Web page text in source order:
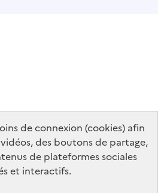
de connexion (cookies) afin
des boutons de partage,
de plateformes sociales
et interactifs.
info.gouv.fr